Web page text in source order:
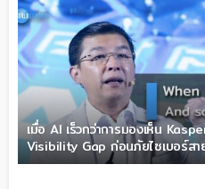
เมื่อ AI เร็วกว่าการมองเห็น
Visibility Gap ก่อนภัยไซเบอร์สา